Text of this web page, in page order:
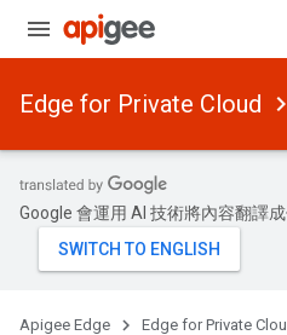
Edge for Private Cloud
Google 會運用 AI 技術將內容翻譯
Apigee Edge Edge for Private